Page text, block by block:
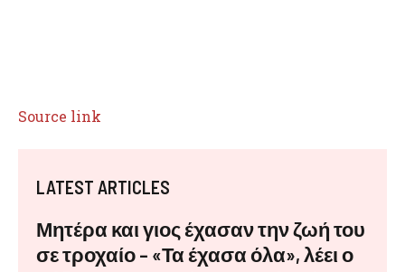
Source link
LATEST ARTICLES
Μητέρα και γιος έχασαν την ζωή του
σε τροχαίο – «Τα έχασα όλα», λέει ο